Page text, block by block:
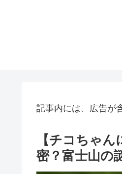
記事内には、広告が
【チコちゃ
密？富士山の